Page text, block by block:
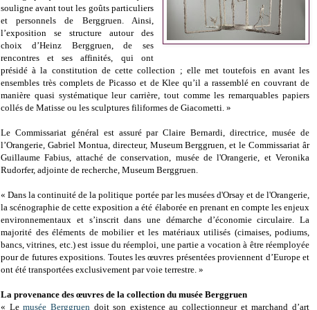
souligne avant tout les goûts particuliers
et personnels de Berggruen. Ainsi,
l’exposition se structure autour des
choix d’Heinz Berggruen, de ses
rencontres et ses affinités, qui ont
présidé à la constitution de cette collection ; elle met toutefois en avant les
ensembles très complets de Picasso et de Klee qu’il a rassemblé en couvrant de
manière quasi systématique leur carrière, tout comme les remarquables papiers
collés de Matisse ou les sculptures filiformes de Giacometti. »
Le Commissariat général est assuré par Claire Bernardi, directrice, musée de
l’Orangerie, Gabriel Montua, directeur, Museum Berggruen, et le Commissariat âr
Guillaume Fabius, attaché de conservation, musée de l'Orangerie, et Veronika
Rudorfer, adjointe de recherche, Museum Berggruen.
« Dans la continuité de la politique portée par les musées d'Orsay et de l'Orangerie,
la scénographie de cette exposition a été élaborée en prenant en compte les enjeux
environnementaux et s’inscrit dans une démarche d’économie circulaire. La
majorité des éléments de mobilier et les matériaux utilisés (cimaises, podiums,
bancs, vitrines, etc.) est issue du réemploi, une partie a vocation à être réemployée
pour de futures expositions. Toutes les œuvres présentées proviennent d’Europe et
ont été transportées exclusivement par voie terrestre. »
La provenance des œuvres de la collection du musée Berggruen
« Lemusée Berggruendoit son existence au collectionneur et marchand d’art